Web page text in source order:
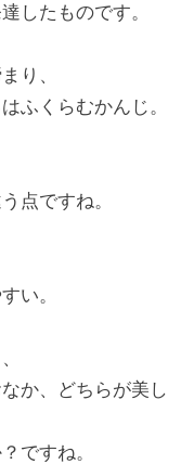
したものです。
り、
ふくらむかんじ。
点ですね。
い。
か、どちらが美し
ですね。